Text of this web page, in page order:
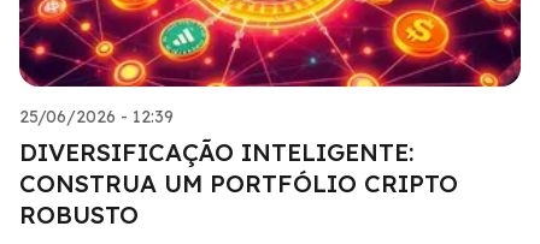
25/06/2026 - 12:39
DIVERSIFICAÇÃO INTELIGENTE:
CONSTRUA UM PORTFÓLIO CRIPTO
ROBUSTO